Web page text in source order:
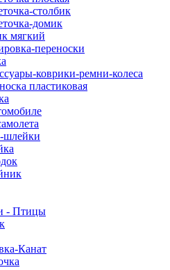
столбик
домик
мягкий
переноски
коврики-ремни-колеса
пластиковая
- Птицы
Канат